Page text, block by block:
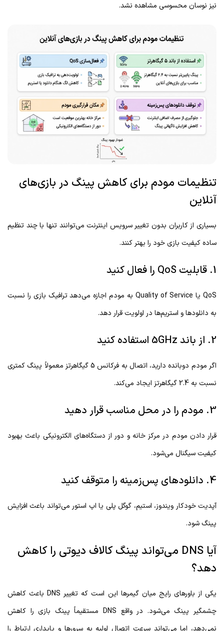
نیز نوسان محسوسی مشاهده نشد.
تنظیمات مودم برای کاهش پینگ در بازی‌های
آنلاین
بسیاری از کاربران بدون تغییر سرویس اینترنت می‌توانند تنها با چند تنظیم
ساده کیفیت بازی خود را بهتر کنند.
1. قابلیت QoS را فعال کنید
QoS یا Quality of Service به مودم اجازه می‌دهد ترافیک بازی را نسبت
به دانلودها و استریم‌ها در اولویت قرار دهد.
2. از باند 5GHz استفاده کنید
اگر مودم دوبانده دارید، اتصال به فرکانس 5 گیگاهرتز معمولاً پینگ کمتری
نسبت به 2.4 گیگاهرتز ایجاد می‌کند.
3. مودم را در محل مناسب قرار دهید
قرار دادن مودم در مرکز خانه و دور از دستگاه‌های الکترونیکی باعث بهبود
کیفیت سیگنال می‌شود.
4. دانلودهای پس‌زمینه را متوقف کنید
آپدیت خودکار ویندوز، استیم، گوگل پلی یا اپ استور می‌تواند باعث افزایش
پینگ شود.
آیا DNS می‌تواند پینگ کالاف دیوتی را کاهش
دهد؟
یکی از باورهای رایج میان گیمرها این است که تغییر DNS باعث کاهش
چشمگیر پینگ می‌شود. در واقع DNS مستقیماً پینگ بازی را کاهش
نمی‌دهد، اما می‌تواند سرعت اتصال اولیه به سرورها و پایداری ارتباط را